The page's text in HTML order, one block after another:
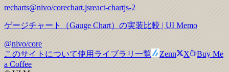
recharts@nivo/corechart.jsreact-chartjs-2
ゲージチャート（Gauge Chart）の実装比較 | UI Memo
@nivo/core
このサイトについて使用ライブラリ一覧 Zenn X
Buy Me
a Coffee